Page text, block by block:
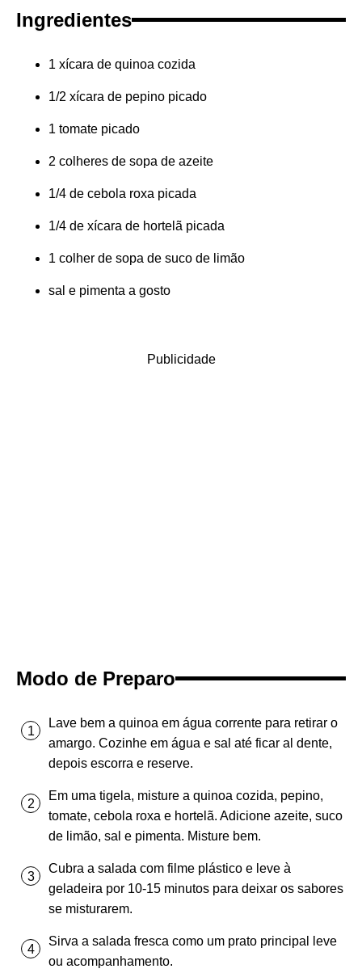
Ingredientes
1 xícara de quinoa cozida
1/2 xícara de pepino picado
1 tomate picado
2 colheres de sopa de azeite
1/4 de cebola roxa picada
1/4 de xícara de hortelã picada
1 colher de sopa de suco de limão
sal e pimenta a gosto
Publicidade
Modo de Preparo
Lave bem a quinoa em água corrente para retirar o
amargo. Cozinhe em água e sal até ficar al dente,
depois escorra e reserve.
Em uma tigela, misture a quinoa cozida, pepino,
tomate, cebola roxa e hortelã. Adicione azeite, suco
de limão, sal e pimenta. Misture bem.
Cubra a salada com filme plástico e leve à
geladeira por 10-15 minutos para deixar os sabores
se misturarem.
Sirva a salada fresca como um prato principal leve
ou acompanhamento.